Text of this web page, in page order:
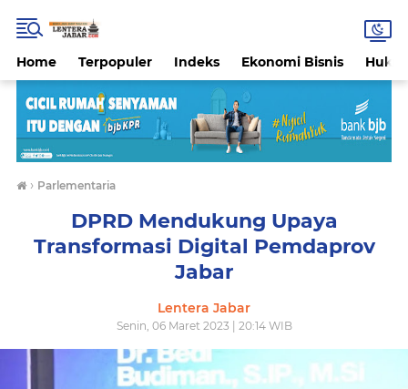
Home Terpopuler Indeks Ekonomi Bisnis
› Parlementaria
DPRD Mendukung Upaya
Transformasi Digital Pemdaprov
Jabar
Lentera Jabar
Senin, 06 Maret 2023 | 20:14 WIB